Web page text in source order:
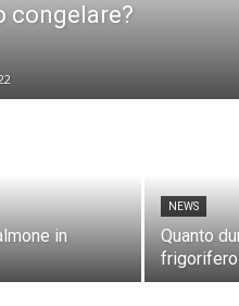
congelare?
in
NEWS
Quanto